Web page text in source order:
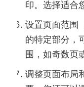
印。选择适合
设置页面范围
的特定部分，
围，如奇数页
调整页面布局